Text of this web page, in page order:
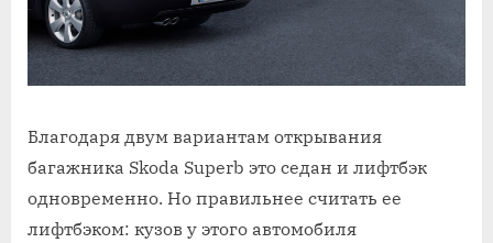
Благодаря двум вариантам открывания
багажника Skoda Superb это седан и лифтбэк
одновременно. Но правильнее считать ее
лифтбэком: кузов у этого автомобиля